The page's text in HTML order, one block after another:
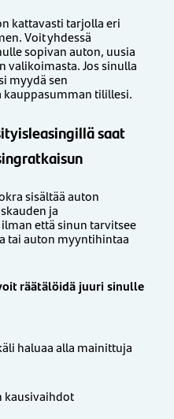
kattavasti tarjolla eri
Voit yhdessä
sopivan auton, uusia
Jos sinulla
myydä sen
kauppasumman tilillesi.
saat
sisältää auton
ja
että sinun tarvitsee
tai auton myyntihintaa
räätälöidä juuri sinulle
haluaa alla mainittuja
kausivaihdot